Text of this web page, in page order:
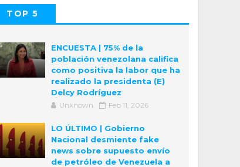
TOP 5
ENCUESTA | 75% de la
población venezolana califica
como positiva la labor que ha
realizado la presidenta (E)
Delcy Rodríguez
Unknown Feb 11, 2026
LO ÚLTIMO | Gobierno
Nacional desmiente fake
news sobre supuesto envío
de petróleo de Venezuela a